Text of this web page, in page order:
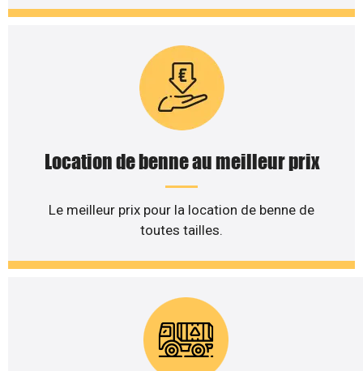
Location de benne au meilleur prix
Le meilleur prix pour la location de benne de
toutes tailles.